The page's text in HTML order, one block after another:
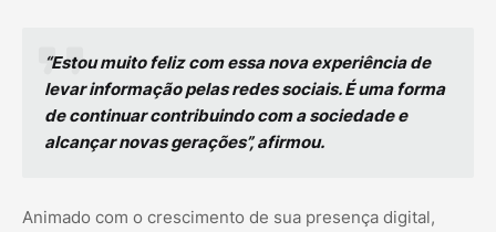
“Estou muito feliz com essa nova experiência de
levar informação pelas redes sociais. É uma forma
de continuar contribuindo com a sociedade e
alcançar novas gerações”, afirmou.
Animado com o crescimento de sua presença digital,